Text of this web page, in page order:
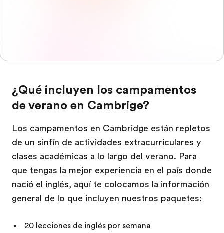
¿Qué incluyen los campamentos
de verano en Cambrige?
Los campamentos en Cambridge están repletos
de un sinfín de actividades extracurriculares y
clases académicas a lo largo del verano. Para
que tengas la mejor experiencia en el país donde
nació el inglés, aquí te colocamos la información
general de lo que incluyen nuestros paquetes:
20 lecciones de inglés por semana